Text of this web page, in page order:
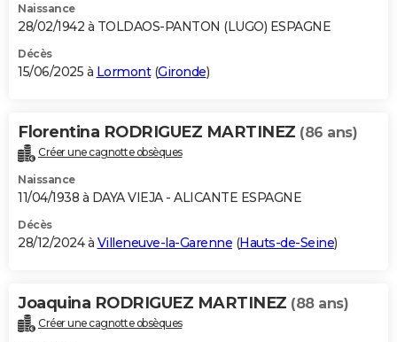
Naissance
28/02/1942 à TOLDAOS-PANTON (LUGO) ESPAGNE
Décès
15/06/2025 à Lormont(Gironde)
Florentina RODRIGUEZ MARTINEZ (86 ans)
Créer une cagnotte obsèques
Naissance
11/04/1938 à DAYA VIEJA - ALICANTE ESPAGNE
Décès
28/12/2024 à Villeneuve-la-Garenne (Hauts-de-Seine)
Joaquina RODRIGUEZ MARTINEZ (88 ans)
Créer une cagnotte obsèques